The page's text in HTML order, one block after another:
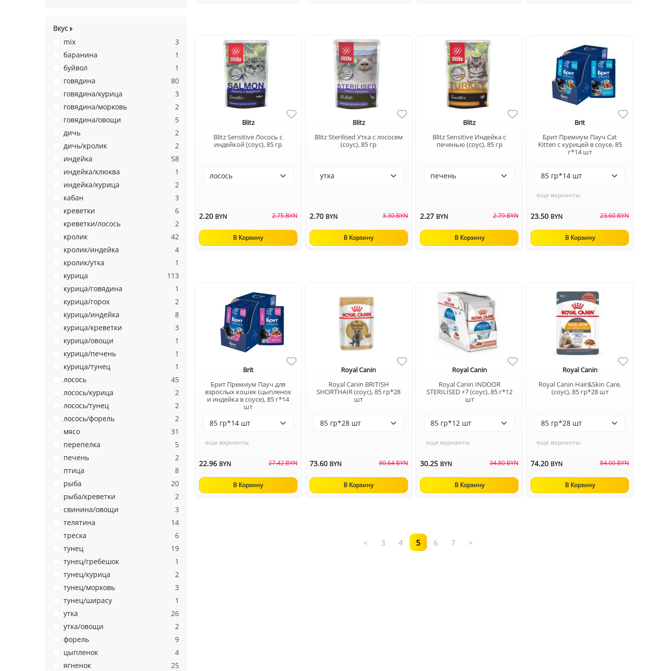
Вкус
mix
3
баранина
1
буйвол
1
говядина
80
говядина/курица
3
говядина/морковь
2
говядина/овощи
5
дичь
2
дичь/кролик
2
индейка
58
индейка/клюква
1
индейка/курица
2
кабан
3
креветки
6
креветки/лосось
2
кролик
42
кролик/индейка
4
кролик/утка
1
курица
113
курица/говядина
1
курица/горох
2
курица/индейка
8
курица/креветки
3
курица/овощи
1
курица/печень
1
курица/тунец
1
лосось
45
лосось/курица
2
лосось/тунец
2
лосось/форель
2
мясо
31
перепелка
5
печень
2
птица
8
рыба
20
рыба/креветки
2
свинина/овощи
3
телятина
14
треска
6
тунец
19
тунец/гребешок
1
тунец/курица
2
тунец/морковь
3
тунец/ширасу
1
утка
26
утка/овощи
2
форель
9
цыпленок
4
ягненок
25
Blitz
Blitz Sensitive Лосось с
индейкой (соус), 85 гр
2.20 BYN 2.75 BYN
В Корзину
Blitz
Blitz Sterilised Утка с лососем
(соус), 85 гр
2.70 BYN 3.30 BYN
В Корзину
Blitz
Blitz Sensitive Индейка с
печенью (соус), 85 гр
2.27 BYN 2.79 BYN
В Корзину
Brit
Брит Премиум Пауч Cat
Kitten с курицей в соусе, 85
г*14 шт
еще варианты
23.50 BYN 23.60 BYN
В Корзину
Brit
Брит Премиум Пауч для
взрослых кошек (цыпленок
и индейка в соусе), 85 г*14
шт
еще варианты
22.96 BYN 27.42 BYN
В Корзину
Royal Canin
Royal Canin BRITISH
SHORTHAIR (соус), 85 гр*28
шт
73.60 BYN 80.64 BYN
В Корзину
Royal Canin
Royal Canin INDOOR
STERILISED +7 (соус), 85 г*12
шт
еще варианты
30.25 BYN 34.80 BYN
В Корзину
Royal Canin
Royal Canin Hair&Skin Care,
(соус), 85 гр*28 шт
еще варианты
74.20 BYN 84.00 BYN
В Корзину
< 3 4 5 6 7 >